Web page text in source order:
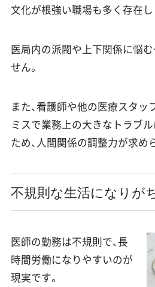
文化が根強い職場も多く存在し
医局内の派閥や上下関係に悩
せん。
また、看護師や他の医療スタ
ミスで業務上の大きなトラブ
ため、人間関係の調整力が求め
不規則な生活になりが
医師の勤務は不規則で、長
時間労働になりやすいのが
現実です。